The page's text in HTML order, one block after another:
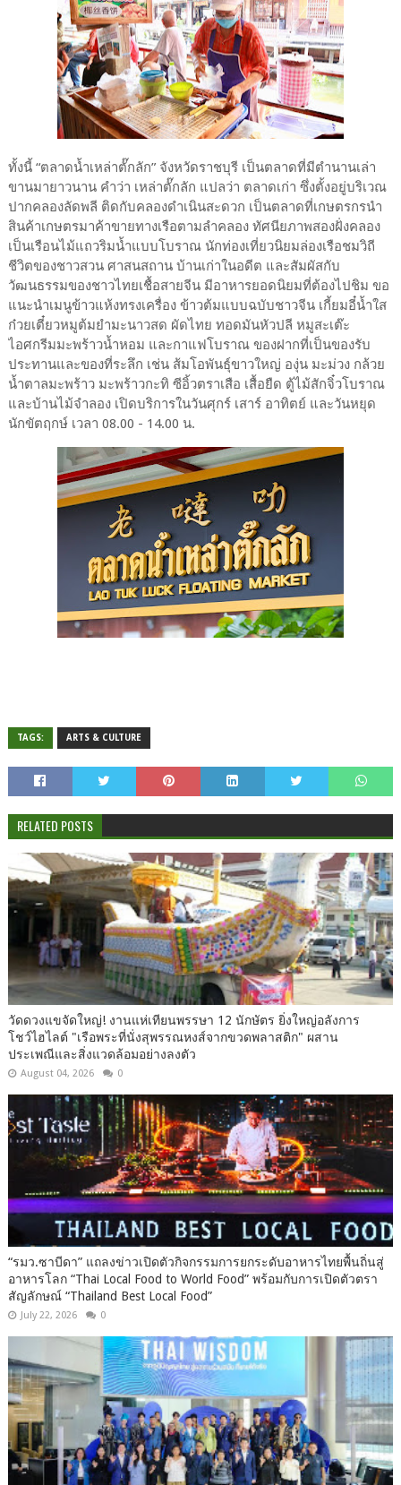
ทั้งนี้ “ตลาดน้ำเหล่าตั๊กลัก” จังหวัดราชบุรี เป็นตลาดที่มีตำนานเล่า
ขานมายาวนาน คำว่า เหล่าตั๊กลัก แปลว่า ตลาดเก่า ซึ่งตั้งอยู่บริเวณ
ปากคลองลัดพลี ติดกับคลองดำเนินสะดวก เป็นตลาดที่เกษตรกรนำ
สินค้าเกษตรมาค้าขายทางเรือตามลำคลอง ทัศนียภาพสองฝั่งคลอง
เป็นเรือนไม้แถวริมน้ำแบบโบราณ นักท่องเที่ยวนิยมล่องเรือชมวิถี
ชีวิตของชาวสวน ศาสนสถาน บ้านเก่าในอดีต และสัมผัสกับ
วัฒนธรรมของชาวไทยเชื้อสายจีน มีอาหารยอดนิยมที่ต้องไปชิม ขอ
แนะนำเมนูข้าวแห้งทรงเครื่อง ข้าวต้มแบบฉบับชาวจีน เกี้ยมอี๋น้ำใส
ก๋วยเตี๋ยวหมูต้มยำมะนาวสด ผัดไทย ทอดมันหัวปลี หมูสะเต๊ะ
ไอศกรีมมะพร้าวน้ำหอม และกาแฟโบราณ ของฝากที่เป็นของรับ
ประทานและของที่ระลึก เช่น ส้มโอพันธุ์ขาวใหญ่ องุ่น มะม่วง กล้วย
น้ำตาลมะพร้าว มะพร้าวกะทิ ซีอิ้วตราเสือ เสื้อยืด ตู้ไม้สักจิ๋วโบราณ
และบ้านไม้จำลอง เปิดบริการในวันศุกร์ เสาร์ อาทิตย์ และวันหยุด
นักขัตฤกษ์ เวลา 08.00 - 14.00 น.
TAGS: ARTS & CULTURE
RELATED POSTS
วัดดวงแขจัดใหญ่! งานแห่เทียนพรรษา 12 นักษัตร ยิ่งใหญ่อลังการ
โชว์ไฮไลต์ "เรือพระที่นั่งสุพรรณหงส์จากขวดพลาสติก" ผสาน
ประเพณีและสิ่งแวดล้อมอย่างลงตัว
August 04, 2026 0
“รมว.ซาบีดา” แถลงข่าวเปิดตัวกิจกรรมการยกระดับอาหารไทยพื้นถิ่นสู่
อาหารโลก “Thai Local Food to World Food” พร้อมกับการเปิดตัวตรา
สัญลักษณ์ “Thailand Best Local Food”
July 22, 2026 0